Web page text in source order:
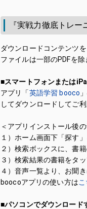
『実戦力徹底トレー
ダウンロードコンテンツ
ファイルは一部のPDFを
■スマートフォンまたは
アプリ「英語学習 booco
してダウンロードしてご利
＜アプリインストール後
１）ホーム画面下「探す
２）検索ボックスに、書
３）検索結果の書籍をタ
４）音声一覧より、お聞
boocoアプリの使い方はこ
■パソコンでダウンロード